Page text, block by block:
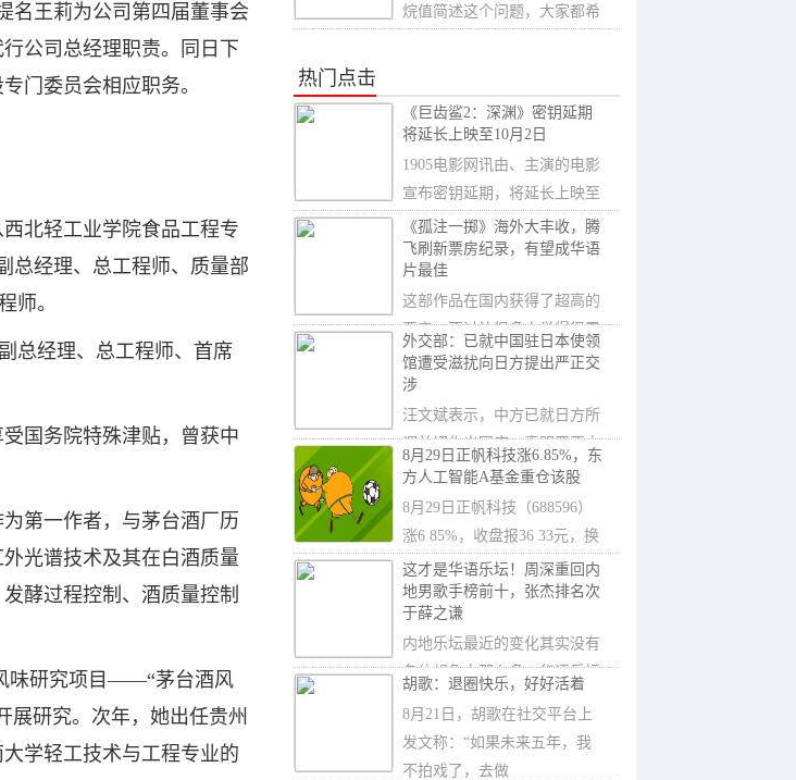
名王莉为公司第四届董事会
公司总经理职责。同日下
门委员会相应职务。
北轻工业学院食品工程专
总经理、总工程师、质量部
师。
总经理、总工程师、首席
国务院特殊津贴，曾获中
第一作者，与茅台酒厂历
光谱技术及其在白酒质量
酵过程控制、酒质量控制
味研究项目——“茅台酒风
展研究。次年，她出任贵州
学轻工技术与工程专业的
烷值简述这个问题，大家都希
热门点击
《巨齿鲨2：深渊》密钥延期
将延长上映至10月2日
1905电影网讯由、主演的电影
宣布密钥延期，将延长上映至
10月2日。截至8
《孤注一掷》海外大丰收，腾
飞刷新票房纪录，有望成华语
片最佳
这部作品在国内获得了超高的
票房，不过让很多人觉得很震
惊的是，近期《
外交部：已就中国驻日本使领
馆遭受滋扰向日方提出严正交
涉
汪文斌表示，中方已就日方所
谓关切作出回应，表明严正立
场，并就中国驻
8月29日正帆科技涨6.85%，东
方人工智能A基金重仓该股
8月29日正帆科技（688596）
涨6 85%，收盘报36 33元，换
手率1 62%，成交
这才是华语乐坛！周深重回内
地男歌手榜前十，张杰排名次
于薛之谦
内地乐坛最近的变化其实没有
各位想象中那么多，华语乐坛
胡歌：退圈快乐，好好活着
8月21日，胡歌在社交平台上
发文称：“如果未来五年，我
不拍戏了，去做